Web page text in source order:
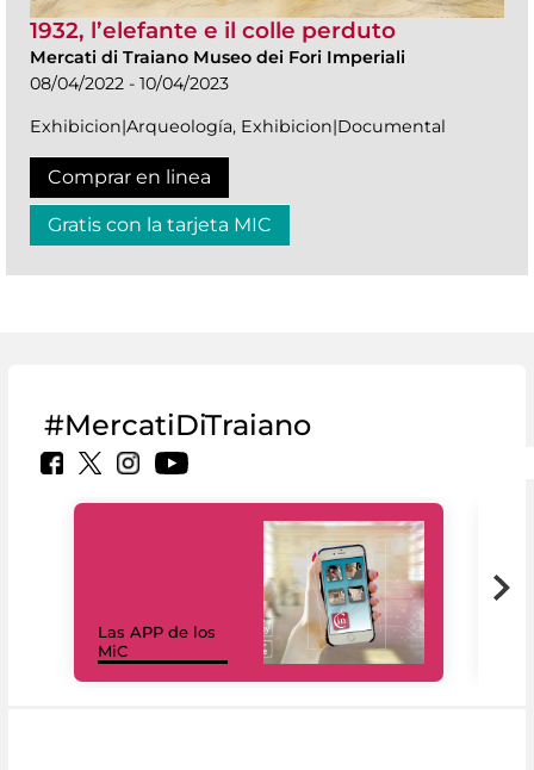
1932, l’elefante e il colle perduto
Mercati di Traiano Museo dei Fori Imperiali
08/04/2022 - 10/04/2023
Exhibicion|Arqueología, Exhibicion|Documental
Comprar en linea
Gratis con la tarjeta MIC
#MercatiDiTraiano
Las APP de los
MiC